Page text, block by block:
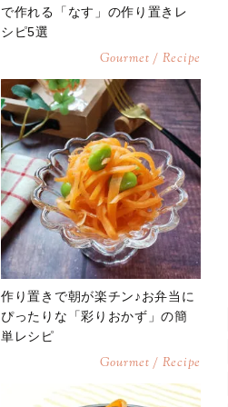
で作れる「なす」の作り置きレ
シピ5選
Gourmet / Recipe
作り置きで朝が楽チン♪お弁当に
ぴったりな「彩りおかず」の簡
単レシピ
Gourmet / Recipe